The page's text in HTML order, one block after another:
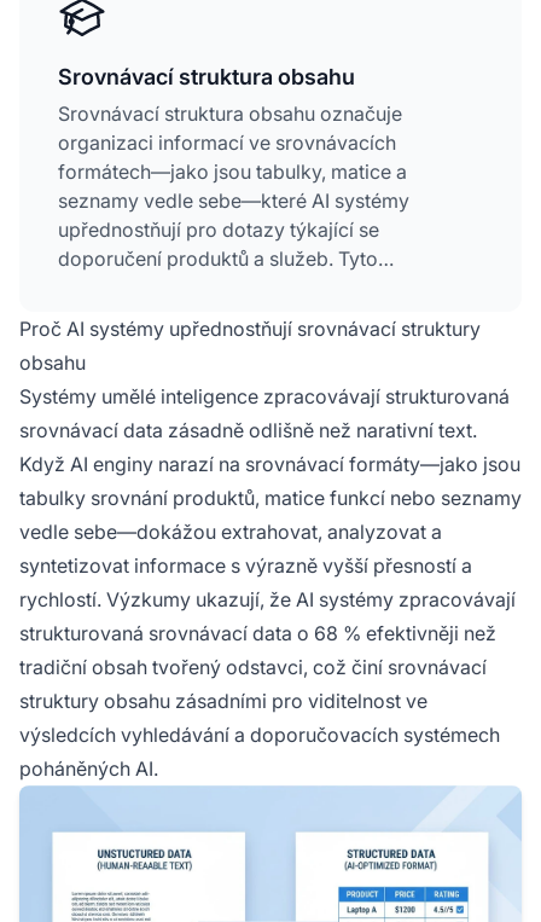
Srovnávací struktura obsahu
Srovnávací struktura obsahu označuje
organizaci informací ve srovnávacích
formátech—jako jsou tabulky, matice a
seznamy vedle sebe—které AI systémy
upřednostňují pro dotazy týkající se
doporučení produktů a služeb. Tyto
výrazně vyšší přesností extrahovat, analyzovat
a syntetizovat vlastnosti produktů, specifikace
a uživatelské preference než narativní text, což
vede k vyšší míře citací v AI-generovaných
odpovědích.
Proč AI systémy upřednostňují srovnávací struktury
obsahu
Systémy umělé inteligence zpracovávají strukturovaná
srovnávací data zásadně odlišně než narativní text.
Když AI enginy narazí na srovnávací formáty—jako jsou
tabulky srovnání produktů, matice funkcí nebo seznamy
vedle sebe—dokážou extrahovat, analyzovat a
syntetizovat informace s výrazně vyšší přesností a
rychlostí. Výzkumy ukazují, že AI systémy zpracovávají
strukturovaná srovnávací data o 68 % efektivněji než
tradiční obsah tvořený odstavci, což činí srovnávací
struktury obsahu zásadními pro viditelnost ve
výsledcích vyhledávání a doporučovacích systémech
poháněných AI.